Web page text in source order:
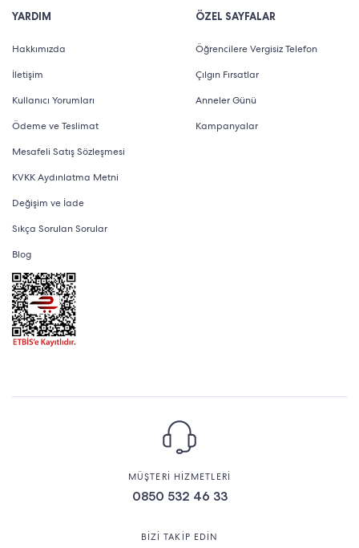
YARDIM
Hakkımızda
İletişim
Kullanıcı Yorumları
Ödeme ve Teslimat
Mesafeli Satış Sözleşmesi
KVKK Aydınlatma Metni
Değişim ve İade
Sıkça Sorulan Sorular
Blog
ÖZEL SAYFALAR
Öğrencilere Vergisiz Telefon
Çılgın Fırsatlar
Anneler Günü
Kampanyalar
MÜŞTERİ HİZMETLERİ
0850 532 46 33
BİZİ TAKİP EDİN